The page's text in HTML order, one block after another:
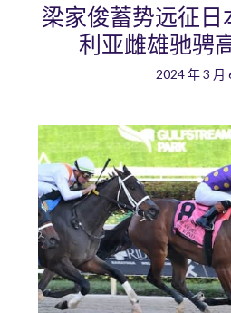
梁家俊蓄势远征日
利亚雌雄驰骋
2024 年 3 月